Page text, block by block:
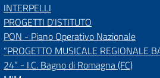
INTERPELLI
PROGETTI D'ISTITUTO
PON - Piano Operativo Nazionale
“PROGETTO MUSICALE REGIONALE
24” - I.C. Bagno di Romagna (FC)